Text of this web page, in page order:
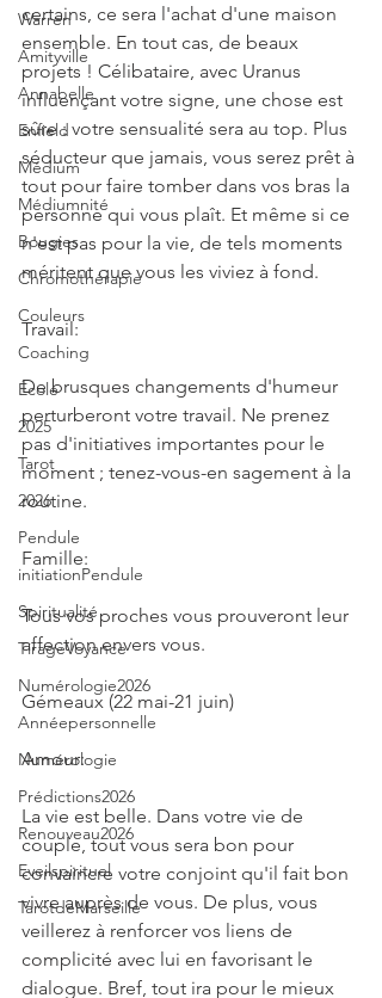
Warren
Amityville
Annabelle
Enfield
Médium
Médiumnité
Bougies
Chromothérapie
Couleurs
Coaching
École
2025
Tarot
2026
Pendule
initiationPendule
Spiritualité
TirageVoyance
Numérologie2026
Annéepersonnelle
Numérologie
Prédictions2026
Renouveau2026
Eveilspirituel
TarotdeMarseille
certains, ce sera l'achat d'une maison
ensemble. En tout cas, de beaux
projets ! Célibataire, avec Uranus
influençant votre signe, une chose est
sûre : votre sensualité sera au top. Plus
séducteur que jamais, vous serez prêt à
tout pour faire tomber dans vos bras la
personne qui vous plaît. Et même si ce
n'est pas pour la vie, de tels moments
méritent que vous les viviez à fond.
Travail:
De brusques changements d'humeur
perturberont votre travail. Ne prenez
pas d'initiatives importantes pour le
moment ; tenez-vous-en sagement à la
routine.
Famille:
Tous vos proches vous prouveront leur
affection envers vous.
Gémeaux (22 mai-21 juin)
Amour:
La vie est belle. Dans votre vie de
couple, tout vous sera bon pour
convaincre votre conjoint qu'il fait bon
vivre auprès de vous. De plus, vous
veillerez à renforcer vos liens de
complicité avec lui en favorisant le
dialogue. Bref, tout ira pour le mieux